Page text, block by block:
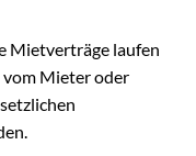
Mietverträge laufen
Mieter oder